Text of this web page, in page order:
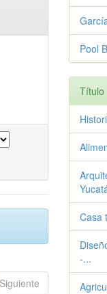
Siguiente
Pool
Título
Casa
-...